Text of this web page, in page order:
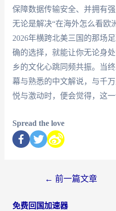
保障数据传输安全、并拥有
无论是解决“在海外怎么看欧
2026年横跨北美三国的那场
确的选择，就能让你无论身
乡的文化心跳同频共振。当
幕与熟悉的中文解说，与千
悦与激动时，便会觉得，这一
Spread the love
← 前一篇文章
免费回国加速器